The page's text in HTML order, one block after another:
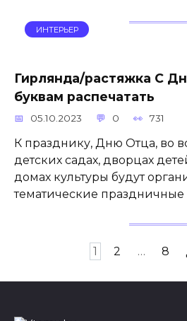
ИНТЕРЬЕР
Гирлянда/растяжка С
буквам распечатать
05.10.2023 0 731
К празднику, Дню Отца, во
детских садах, дворцах
домах культуры будут
тематические
1 2 … 8